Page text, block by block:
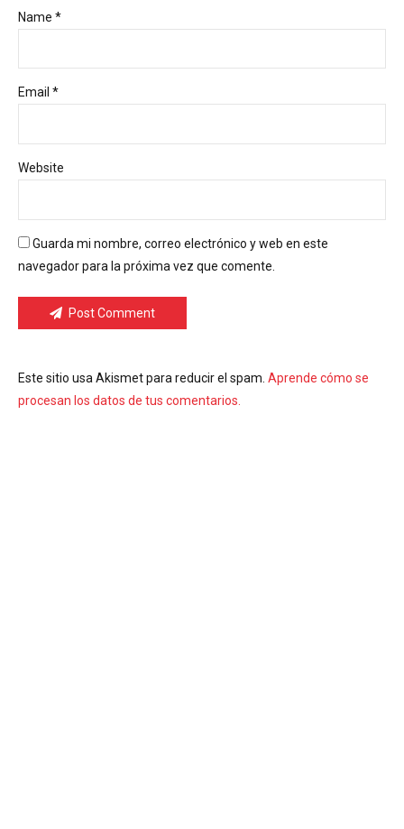
Name *
Email *
Website
Guarda mi nombre, correo electrónico y web en este
navegador para la próxima vez que comente.
Post Comment
Este sitio usa Akismet para reducir el spam. Aprende cómo se
procesan los datos de tus comentarios.